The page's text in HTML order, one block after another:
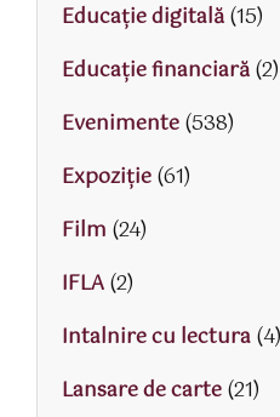
Educaţie digitală(15)
Educaţie financiară(2)
Evenimente(538)
Expoziție(61)
Film (24)
IFLA(2)
Intalnire cu lectura(4)
Lansare de carte(21)